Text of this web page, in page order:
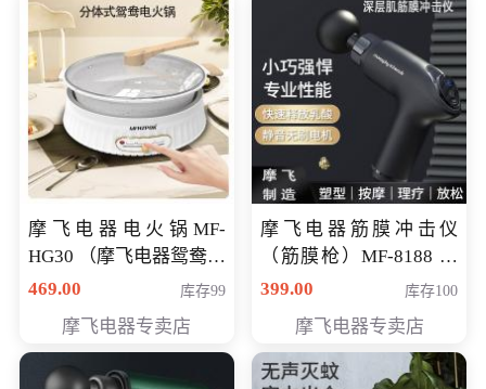
摩飞电器电火锅MF-
HG30 （摩飞电器鸳鸯锅
MF-HG30 ） 会员专享价
469.00 库存99
摩飞电器专卖店
摩飞电器筋膜冲击仪
（筋膜枪）MF-8188 会
员专享价268元
399.00 库存100
摩飞电器专卖店